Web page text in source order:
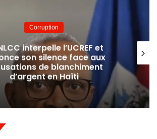
Éducation
2026 : le CONEHQ
l’État d’échecs majeurs dans
des examens